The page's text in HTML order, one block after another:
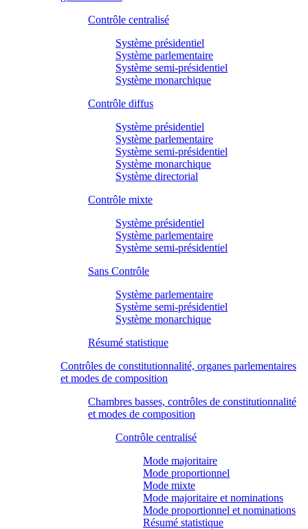
Contrôle centralisé
Système présidentiel
Système parlementaire
Système semi-présidentiel
Système monarchique
Contrôle diffus
Système présidentiel
Système parlementaire
Système semi-présidentiel
Système monarchique
Système directorial
Contrôle mixte
Système présidentiel
Système parlementaire
Système semi-présidentiel
Sans Contrôle
Système parlementaire
Système semi-présidentiel
Système monarchique
Résumé statistique
Contrôles de constitutionnalité, organes parlementaires
et modes de composition
Chambres basses, contrôles de constitutionnalité
et modes de composition
Contrôle centralisé
Mode majoritaire
Mode proportionnel
Mode mixte
Mode majoritaire et nominations
Mode proportionnel et nominations
Résumé statistique